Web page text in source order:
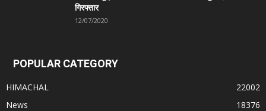
गिरफ्तार
12/07/2020
POPULAR CATEGORY
HIMACHAL
22002
News
18376